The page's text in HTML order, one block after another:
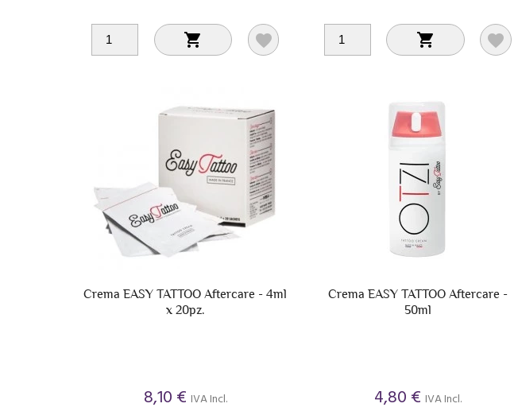
   
Crema EASY TATTOO Aftercare - 4ml
x 20pz.
8,10 € IVA Incl.
Crema EASY TATTOO Aftercare -
50ml
4,80 € IVA Incl.